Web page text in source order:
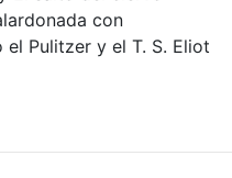
con
Pulitzer y el T. S. Eliot